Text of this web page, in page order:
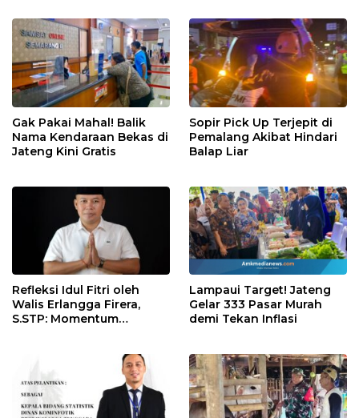
Gak Pakai Mahal! Balik
Nama Kendaraan Bekas di
Jateng Kini Gratis
Sopir Pick Up Terjepit di
Pemalang Akibat Hindari
Balap Liar
Refleksi Idul Fitri oleh
Walis Erlangga Firera,
S.STP: Momentum
Lampaui Target! Jateng
Gelar 333 Pasar Murah
demi Tekan Inflasi